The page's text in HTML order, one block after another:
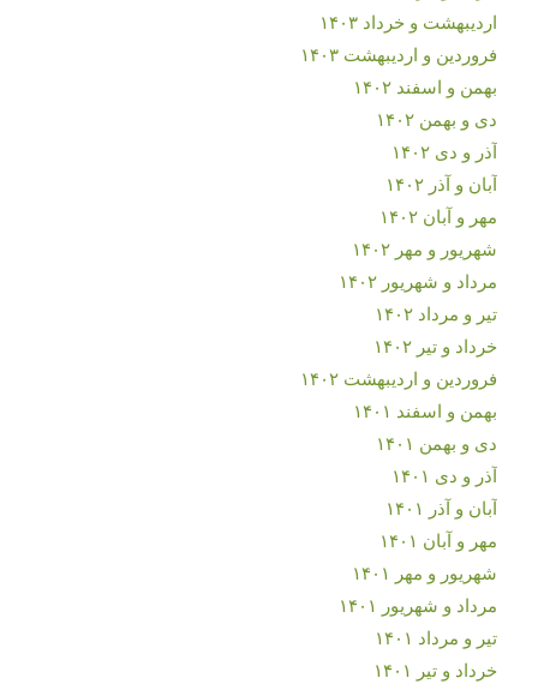
اردیبهشت و خرداد ۱۴۰۳
فروردین و اردیبهشت ۱۴۰۳
بهمن و اسفند ۱۴۰۲
دی و بهمن ۱۴۰۲
آذر و دی ۱۴۰۲
آبان و آذر ۱۴۰۲
مهر و آبان ۱۴۰۲
شهریور و مهر ۱۴۰۲
مرداد و شهریور ۱۴۰۲
تیر و مرداد ۱۴۰۲
خرداد و تیر ۱۴۰۲
فروردین و اردیبهشت ۱۴۰۲
بهمن و اسفند ۱۴۰۱
دی و بهمن ۱۴۰۱
آذر و دی ۱۴۰۱
آبان و آذر ۱۴۰۱
مهر و آبان ۱۴۰۱
شهریور و مهر ۱۴۰۱
مرداد و شهریور ۱۴۰۱
تیر و مرداد ۱۴۰۱
خرداد و تیر ۱۴۰۱